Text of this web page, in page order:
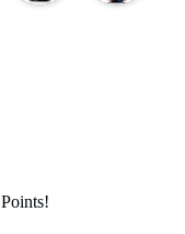
Points!